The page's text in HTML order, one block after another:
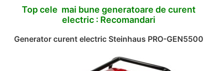
Top cele mai bune generatoare de curent
electric : Recomandari
Generator curent electric Steinhaus PRO-GEN5500